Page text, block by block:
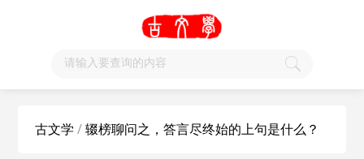
古文学 /辍榜聊问之，答言尽终始的上句是什么？